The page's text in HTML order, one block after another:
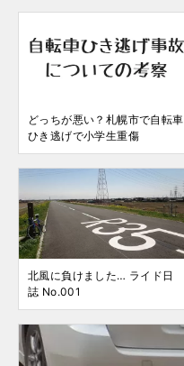
どっちが悪い？札幌市で自転車
ひき逃げで小学生重傷
北風に負けました… ライド日
誌 No.001